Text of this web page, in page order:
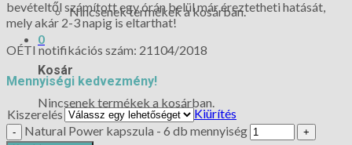
Nincsenek termékek a kosárban.
0
Kosár
Nincsenek termékek a kosárban.
bevételtől számított egy órán belül már éreztetheti hatását,
mely akár 2-3 napig is eltarthat!
OÉTI notifikációs szám: 21104/2018
Mennyiségi kedvezmény!
Kiszerelés
Kiürítés
Natural Power kapszula - 6 db mennyiség